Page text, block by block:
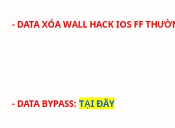
- DATA XÓA WALL HACK IOS FF
- DATA BYPASS: TẠI ĐÂY